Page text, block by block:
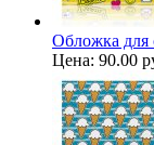
Обложка для
Цена: 90.00